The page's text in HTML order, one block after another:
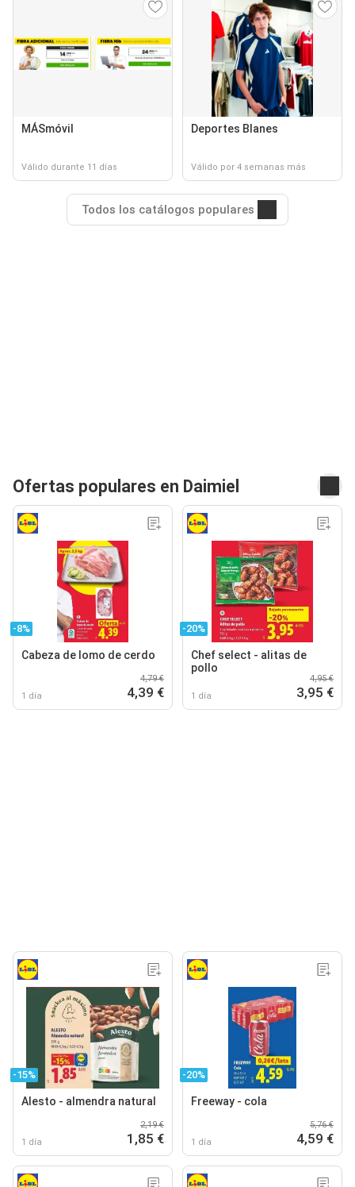
MÁSmóvil
Válido durante 11 días
Deportes Blanes
Válido por 4 semanas más
Todos los catálogos populares
Ofertas populares en Daimiel
-8%
Cabeza de lomo de cerdo
1 día
4,79 €
4,39 €
-20%
Chef select - alitas de
pollo
1 día
4,95 €
3,95 €
-15%
Alesto - almendra natural
1 día
2,19 €
1,85 €
-20%
Freeway - cola
1 día
5,76 €
4,59 €